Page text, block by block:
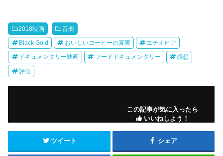
2018映画 音楽
Black Gold おいしいコーヒーの真実 エチオピア
ドキュメンタリー映画 フードドキュメンタリー 感想
評価
この記事が気に入ったら
いいねしよう！
ツイート シェア